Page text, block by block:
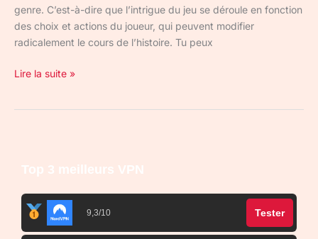
genre. C’est-à-dire que l’intrigue du jeu se déroule en fonction
des choix et actions du joueur, qui peuvent modifier
radicalement le cours de l’histoire. Tu peux
Lire la suite »
Top 3 meilleurs VPN
9,3/10 Tester